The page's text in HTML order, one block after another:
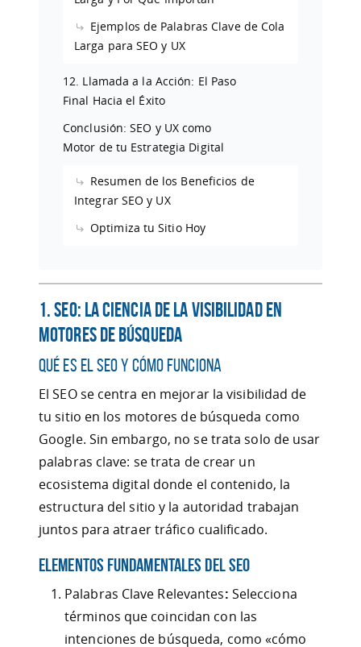
Ejemplos de Palabras Clave de Cola
Larga para SEO y UX
12. Llamada a la Acción: El Paso
Final Hacia el Éxito
Conclusión: SEO y UX como
Motor de tu Estrategia Digital
Resumen de los Beneficios de
Integrar SEO y UX
Optimiza tu Sitio Hoy
1. SEO: La Ciencia de la Visibilidad en
Motores de Búsqueda
Qué es el SEO y Cómo Funciona
El SEO se centra en mejorar la visibilidad de
tu sitio en los motores de búsqueda como
Google. Sin embargo, no se trata solo de usar
palabras clave: se trata de crear un
ecosistema digital donde el contenido, la
estructura del sitio y la autoridad trabajan
juntos para atraer tráfico cualificado.
Elementos Fundamentales del SEO
Palabras Clave Relevantes: Selecciona
términos que coincidan con las
intenciones de búsqueda, como «cómo